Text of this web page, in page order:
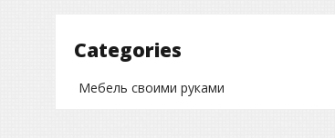
Categories
Мебель своими руками